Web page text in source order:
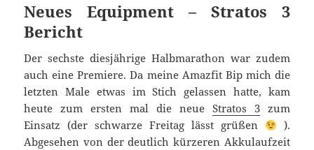
Neues Equipment – Stratos 3
Bericht
Der sechste diesjährige Halbmarathon war zudem
auch eine Premiere. Da meine Amazfit Bip mich die
letzten Male etwas im Stich gelassen hatte, kam
heute zum ersten mal die neue Stratos 3zum
Einsatz (der schwarze Freitag lässt grüßen
).
Abgesehen von der deutlich kürzeren Akkulaufzeit